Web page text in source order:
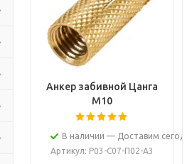
Анкер забивной Цанга
М10
В наличии — Доставим сегодня
Артикул: Р03-С07-П02-А3